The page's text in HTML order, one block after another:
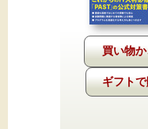
ギフト